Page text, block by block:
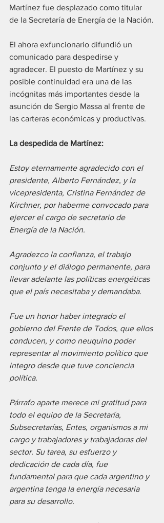
Martínez fue desplazado como titular
de la Secretaría de Energía de la Nación.
El ahora exfuncionario difundió un
comunicado para despedirse y
agradecer. El puesto de Martínez y su
posible continuidad era una de las
incógnitas más importantes desde la
asunción de Sergio Massa al frente de
las carteras económicas y productivas.
La despedida de Martínez:
Estoy eternamente agradecido con el
presidente, Alberto Fernández, y la
vicepresidenta, Cristina Fernández de
Kirchner, por haberme convocado para
ejercer el cargo de secretario de
Energía de la Nación.
Agradezco la confianza, el trabajo
conjunto y el diálogo permanente, para
llevar adelante las políticas energéticas
que el país necesitaba y demandaba.
Fue un honor haber integrado el
gobierno del Frente de Todos, que ellos
conducen, y como neuquino poder
representar al movimiento político que
integro desde que tuve conciencia
política.
Párrafo aparte merece mi gratitud para
todo el equipo de la Secretaría,
Subsecretarías, Entes, organismos a mi
cargo y trabajadores y trabajadoras del
sector. Su tarea, su esfuerzo y
dedicación de cada día, fue
fundamental para que cada argentino y
argentina tenga la energía necesaria
para su desarrollo.